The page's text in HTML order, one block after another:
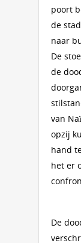
poort
de
naar
De
de
van
opzij
hand
het er
De